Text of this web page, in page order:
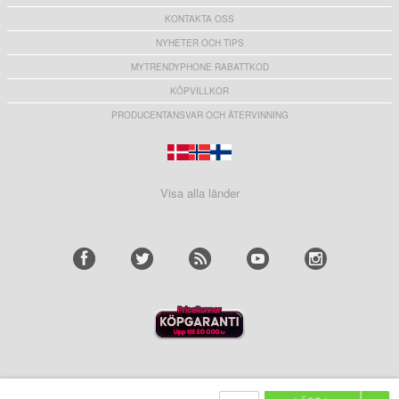
KONTAKTA OSS
NYHETER OCH TIPS
MYTRENDYPHONE RABATTKOD
KÖPVILLKOR
PRODUCENTANSVAR OCH ÅTERVINNING
Visa alla länder